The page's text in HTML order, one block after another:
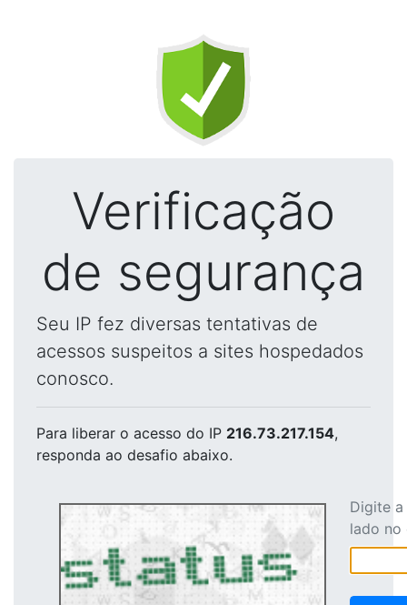
Verificação
de segurança
Seu IP fez diversas tentativas de
acessos suspeitos a sites hospedados
conosco.
Para liberar o acesso do IP 216.73.217.154,
responda ao desafio abaixo.
Digite
lado no